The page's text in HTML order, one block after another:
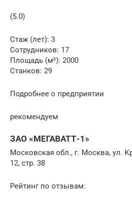
(5.0)
Стаж (лет): 3
Сотрудников: 17
Площадь (м²): 2000
Станков: 29
Подробнее о предприятии
рекомендуем
ЗАО «МЕГАВАТТ-1»
Московская обл., г. Москва, ул.
12, стр. 38
Рейтинг по отзывам: